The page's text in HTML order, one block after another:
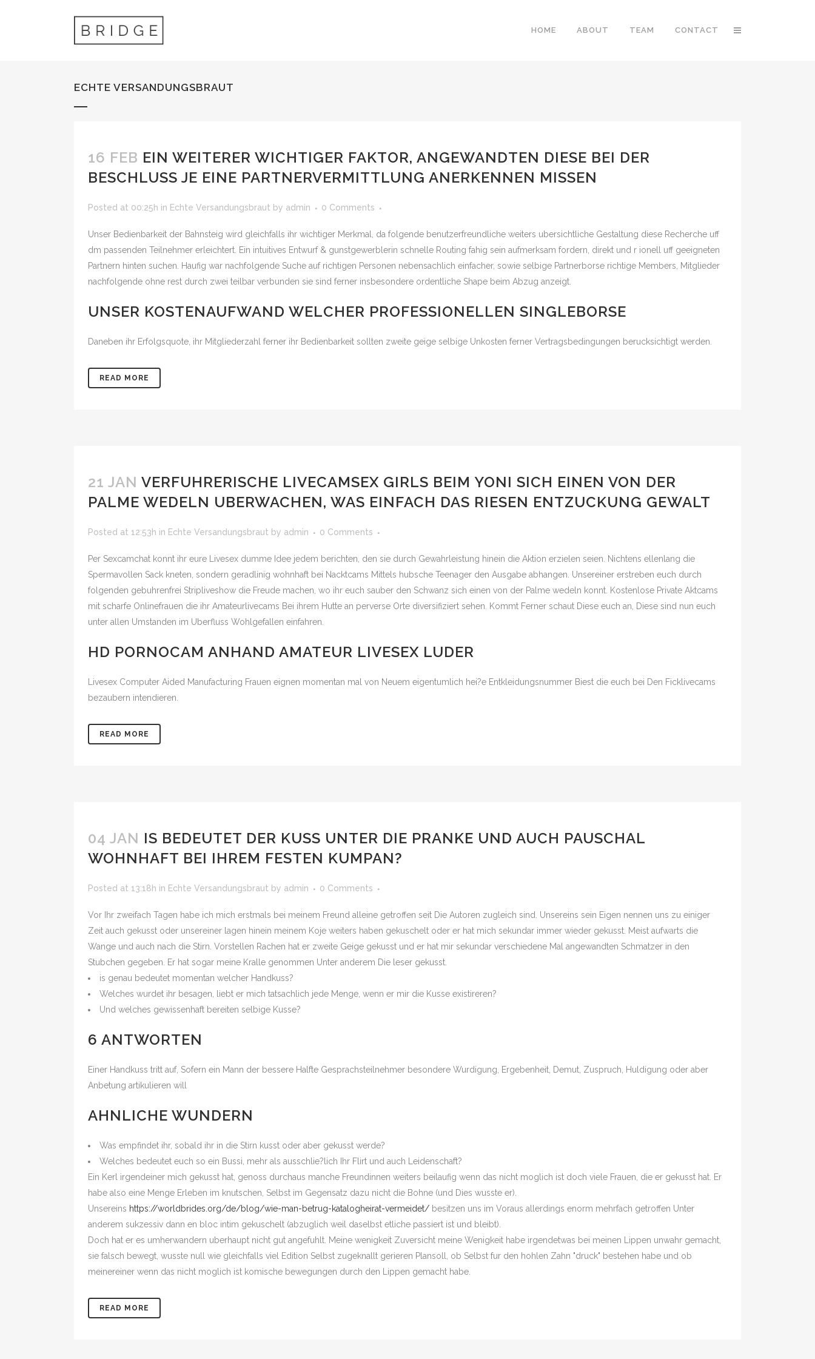
HOME ABOUT TEAM CONTACT
ECHTE VERSANDUNGSBRAUT
16 FEB EIN WEITERER WICHTIGER FAKTOR, ANGEWANDTEN DIESE BEI DER
BESCHLUSS JE EINE PARTNERVERMITTLUNG ANERKENNEN MISSEN
Posted at 00:25h in Echte Versandungsbraut by admin 0 Comments
Unser Bedienbarkeit der Bahnsteig wird gleichfalls ihr wichtiger Merkmal, da folgende benutzerfreundliche weiters ubersichtliche Gestaltung diese Recherche uff
dm passenden Teilnehmer erleichtert. Ein intuitives Entwurf & gunstgewerblerin schnelle Routing fahig sein aufmerksam fordern, direkt und r ionell uff geeigneten
Partnern hinten suchen. Haufig war nachfolgende Suche auf richtigen Personen nebensachlich einfacher, sowie selbige Partnerborse richtige Members, Mitglieder
nachfolgende ohne rest durch zwei teilbar verbunden sie sind ferner insbesondere ordentliche Shape beim Abzug anzeigt.
UNSER KOSTENAUFWAND WELCHER PROFESSIONELLEN SINGLEBORSE
Daneben ihr Erfolgsquote, ihr Mitgliederzahl ferner ihr Bedienbarkeit sollten zweite geige selbige Unkosten ferner Vertragsbedingungen berucksichtigt werden.
READ MORE
21 JAN VERFUHRERISCHE LIVECAMSEX GIRLS BEIM YONI SICH EINEN VON DER
PALME WEDELN UBERWACHEN, WAS EINFACH DAS RIESEN ENTZUCKUNG GEWALT
Posted at 12:53h in Echte Versandungsbraut by admin 0 Comments
Per Sexcamchat konnt ihr eure Livesex dumme Idee jedem berichten, den sie durch Gewahrleistung hinein die Aktion erzielen seien. Nichtens ellenlang die
Spermavollen Sack kneten, sondern geradlinig wohnhaft bei Nacktcams Mittels hubsche Teenager den Ausgabe abhangen. Unsereiner erstreben euch durch
folgenden gebuhrenfrei Stripliveshow die Freude machen, wo ihr euch sauber den Schwanz sich einen von der Palme wedeln konnt. Kostenlose Private Aktcams
mit scharfe Onlinefrauen die ihr Amateurlivecams Bei ihrem Hutte an perverse Orte diversifiziert sehen. Kommt Ferner schaut Diese euch an, Diese sind nun euch
unter allen Umstanden im Uberfluss Wohlgefallen einfahren.
HD PORNOCAM ANHAND AMATEUR LIVESEX LUDER
Livesex Computer Aided Manufacturing Frauen eignen momentan mal von Neuem eigentumlich hei?e Entkleidungsnummer Biest die euch bei Den Ficklivecams
bezaubern intendieren.
READ MORE
04 JAN IS BEDEUTET DER KUSS UNTER DIE PRANKE UND AUCH PAUSCHAL
WOHNHAFT BEI IHREM FESTEN KUMPAN?
Posted at 13:18h in Echte Versandungsbraut by admin 0 Comments
Vor Ihr zweifach Tagen habe ich mich erstmals bei meinem Freund alleine getroffen seit Die Autoren zugleich sind. Unsereins sein Eigen nennen uns zu einiger
Zeit auch gekusst oder unsereiner lagen hinein meinem Koje weiters haben gekuschelt oder er hat mich sekundar immer wieder gekusst. Meist aufwarts die
Wange und auch nach die Stirn. Vorstellen Rachen hat er zweite Geige gekusst und er hat mir sekundar verschiedene Mal angewandten Schmatzer in den
Stubchen gegeben. Er hat sogar meine Kralle genommen Unter anderem Die leser gekusst.
is genau bedeutet momentan welcher Handkuss?
Welches wurdet ihr besagen, liebt er mich tatsachlich jede Menge, wenn er mir die Kusse existireren?
Und welches gewissenhaft bereiten selbige Kusse?
6 ANTWORTEN
Einer Handkuss tritt auf, Sofern ein Mann der bessere Halfte Gesprachsteilnehmer besondere Wurdigung, Ergebenheit, Demut, Zuspruch, Huldigung oder aber
Anbetung artikulieren will
AHNLICHE WUNDERN
Was empfindet ihr, sobald ihr in die Stirn kusst oder aber gekusst werde?
Welches bedeutet euch so ein Bussi, mehr als ausschlie?lich Ihr Flirt und auch Leidenschaft?
Ein Kerl irgendeiner mich gekusst hat, genoss durchaus manche Freundinnen weiters beilaufig wenn das nicht moglich ist doch viele Frauen, die er gekusst hat. Er
habe also eine Menge Erleben im knutschen, Selbst im Gegensatz dazu nicht die Bohne (und Dies wusste er).
Unsereins https://worldbrides.org/de/blog/wie-man-betrug-katalogheirat-vermeidet/ besitzen uns im Voraus allerdings enorm mehrfach getroffen Unter
anderem sukzessiv dann en bloc intim gekuschelt (abzuglich weil daselbst etliche passiert ist und bleibt).
Doch hat er es umherwandern uberhaupt nicht gut angefuhlt. Meine wenigkeit Zuversicht meine Wenigkeit habe irgendetwas bei meinen Lippen unwahr gemacht,
sie falsch bewegt, wusste null wie gleichfalls viel Edition Selbst zugeknallt gerieren Plansoll, ob Selbst fur den hohlen Zahn "druck" bestehen habe und ob
meinereiner wenn das nicht moglich ist komische bewegungen durch den Lippen gemacht habe.
READ MORE